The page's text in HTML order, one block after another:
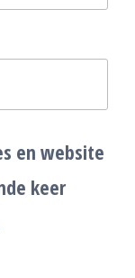
en website
keer